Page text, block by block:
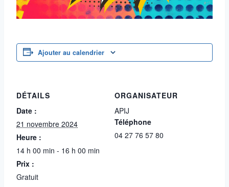
Ajouter au calendrier
DÉTAILS
Date :
21 novembre 2024
Heure :
14 h 00 min - 16 h 00 min
Prix :
Gratuit
ORGANISATEUR
APIJ
Téléphone
04 27 76 57 80